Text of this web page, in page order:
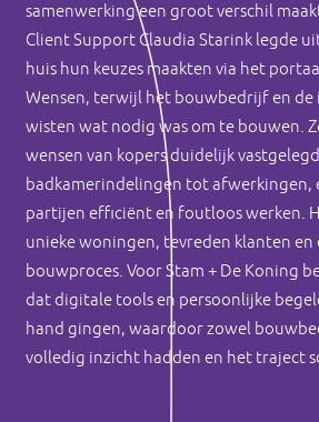
samenwerking een groot verschil
Client Support Claudia Starink legde
huis hun keuzes maakten via het
Wensen, terwijl het bouwbedrijf en de
wisten wat nodig was om te bouwen.
wensen van kopers duidelijk
badkamerindelingen tot afwerkingen,
partijen efficiënt en foutloos werken.
unieke woningen, tevreden klanten
bouwproces. Voor Stam + De Koning
dat digitale tools en persoonlijke
hand gingen, waardoor zowel
volledig inzicht hadden en het traject